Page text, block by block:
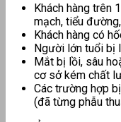
Khách hàng trên
mạch, tiểu
Khách hàng có
Người lớn tuổi bị
Mắt bị lồi, sâu
cơ sở kém chất
Các trường hợp
(đã từng phẫu